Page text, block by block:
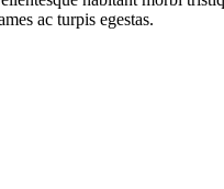
ac turpis egestas.